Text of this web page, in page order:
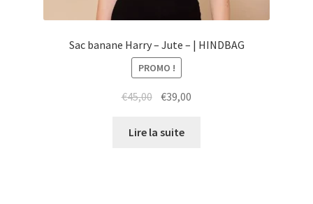
Sac banane Harry – Jute – | HINDBAG
PROMO !
€45,00 Le
initial
€39,00
Lire la suite